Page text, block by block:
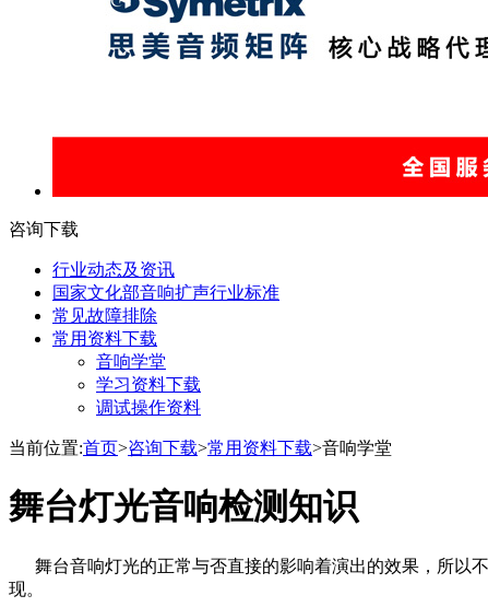
咨询下载
行业动态及资讯
国家文化部音响扩声行业标准
常见故障排除
常用资料下载
音响学堂
学习资料下载
调试操作资料
当前位置:首页>咨询下载>常用资料下载>音响学堂
舞台灯光音响检测知识
舞台音响灯光的正常与否直接的影响着演出的效果，所以
现。